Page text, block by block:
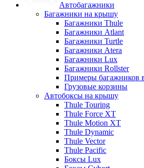
Автобагажники
Багажники на крышу
Багажники Thule
Багажники Atlant
Багажники Turtle
Багажники Atera
Багажники Lux
Багажники Rollster
Примеры багажников
Грузовые корзины
Автобоксы на крышу
Thule Touring
Thule Force XT
Thule Motion XT
Thule Dynamic
Thule Vector
Thule Pacific
Боксы Lux